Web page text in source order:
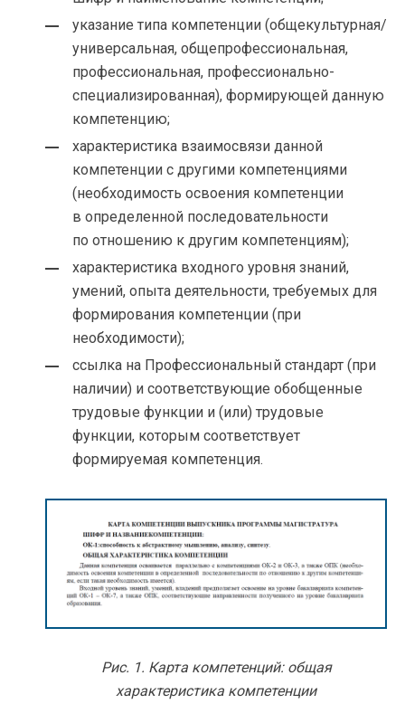
указание типа компетенции (общекультурная/
универсальная, общепрофессиональная,
профессиональная, профессионально-
специализированная), формирующей данную
компетенцию;
характеристика взаимосвязи данной
компетенции с другими компетенциями
(необходимость освоения компетенции
в определенной последовательности
по отношению к другим компетенциям);
характеристика входного уровня знаний,
умений, опыта деятельности, требуемых для
формирования компетенции (при
необходимости);
ссылка на Профессиональный стандарт (при
наличии) и соответствующие обобщенные
трудовые функции и (или) трудовые
функции, которым соответствует
формируемая компетенция.
Рис. 1. Карта компетенций: общая
характеристика компетенции